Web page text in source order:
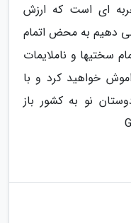
ای است که ارزش
دهیم به محض اتمام
سختیها و ناملایمات
خواهید کرد و با
نو به کشور باز